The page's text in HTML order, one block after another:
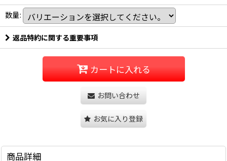
数量:
返品特約に関する重要事項
カートに入れる
お問い合わせ
お気に入り登録
商品詳細